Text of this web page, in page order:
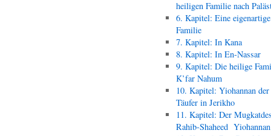
heiligen Familie nach
6. Kapitel: Eine eigenartige
Familie
7. Kapitel: In Kana
8. Kapitel: In En-Nassar
9. Kapitel: Die heilige
K’far Nahum
10. Kapitel: Yiohannan der
Täufer in Jerikho
11. Kapitel: Der
Rahib-Shaheed